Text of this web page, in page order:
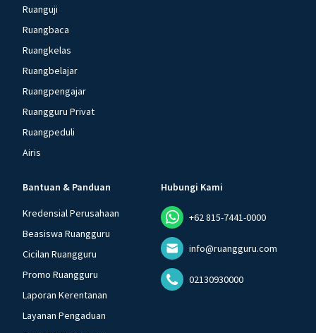
Ruanguji
Ruangbaca
Ruangkelas
Ruangbelajar
Ruangpengajar
Ruangguru Privat
Ruangpeduli
Airis
Bantuan & Panduan
Kredensial Perusahaan
Beasiswa Ruangguru
Cicilan Ruangguru
Promo Ruangguru
Laporan Kerentanan
Layanan Pengaduan
Hubungi Kami
+62 815-7441-0000
info@ruangguru.com
02130930000